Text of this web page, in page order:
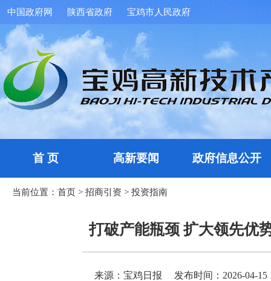
中国政府网 陕西省政府 宝鸡市人民政府
首 页 高新要闻 政府信息公开
当前位置： 首页 > 招商引资 > 投资指南
打破产能瓶颈 扩大领先优
来源：宝鸡日报 发布时间：2026-04-15